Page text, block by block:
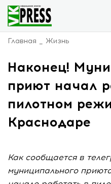
Главная Жизнь
Наконец!
приют начал
пилотном
Краснодаре
Как сообщается в
муниципального